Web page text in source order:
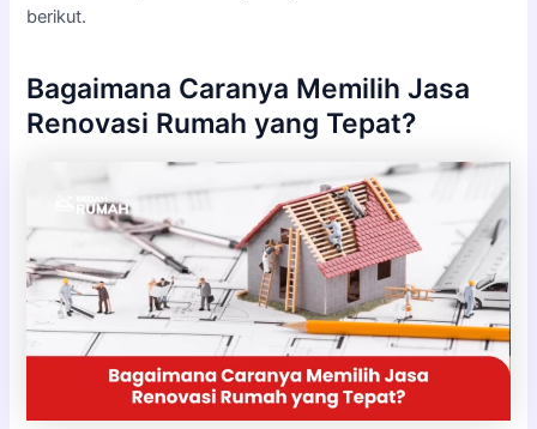
berikut.
Bagaimana Caranya Memilih Jasa
Renovasi Rumah yang Tepat?